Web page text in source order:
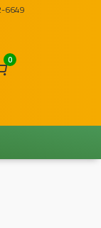
6649
0